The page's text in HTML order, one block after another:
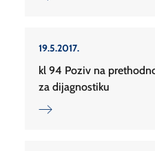
19.5.2017.
kl 94 Poziv na
za dijagnostiku